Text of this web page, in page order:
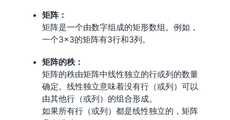
矩阵：
矩阵是一个由数字组成的矩形数组。例如，
一个3×3的矩阵有3行和3列。
矩阵的秩：
矩阵的秩由矩阵中线性独立的行或列的数量
确定。线性独立意味着没有行（或列）可以
由其他行（或列）的组合形成。
如果所有行（或列）都是线性独立的，矩阵